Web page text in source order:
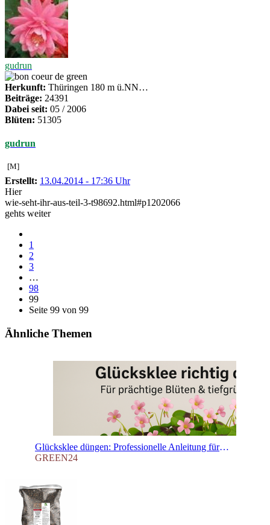
gudrun
Herkunft: Thüringen 180 m ü.NN…
Beiträge: 24391
Dabei seit: 05 / 2006
Blüten: 51305
gudrun
[M]
Erstellt: 13.04.2014 - 17:36 Uhr
Hier
wie-seht-ihr-aus-teil-3-t98692.html#p1202066
gehts weiter
1
2
3
…
98
99
Seite 99 von 99
Ähnliche Themen
Glücksklee düngen: Professionelle Anleitung für prächtige Oxalis tetraphylla Teil 2 – Blütenpracht & tiefgrüne Blätter garantiert
GREEN24